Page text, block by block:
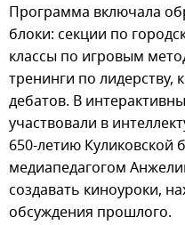
Программа включала
блоки: секции по
классы по игровым
тренинги по
дебатов. В
участвовали в
650-летию Куликовской
медиапедагогом
создавать киноуроки,
обсуждения прошлого.